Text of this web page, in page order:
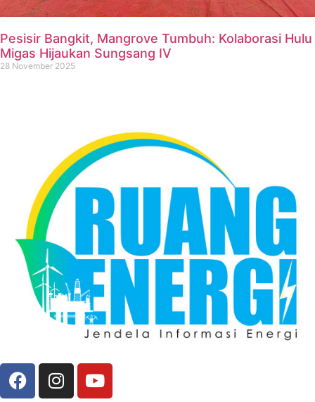
Pesisir Bangkit, Mangrove Tumbuh: Kolaborasi Hulu
Migas Hijaukan Sungsang IV
28 November 2025